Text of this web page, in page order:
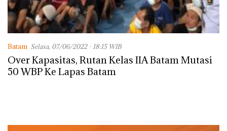
Batam Selasa, 07/06/2022 - 18:15 WIB
Over Kapasitas, Rutan Kelas IIA Batam Mutasi
50 WBP Ke Lapas Batam